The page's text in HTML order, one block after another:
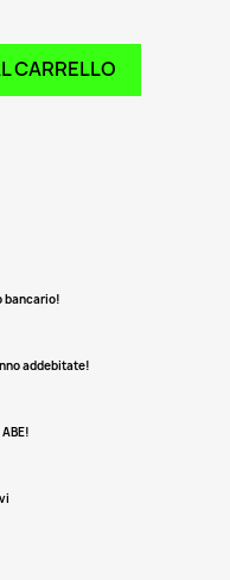
CARRELLO
bancario!
addebitate!